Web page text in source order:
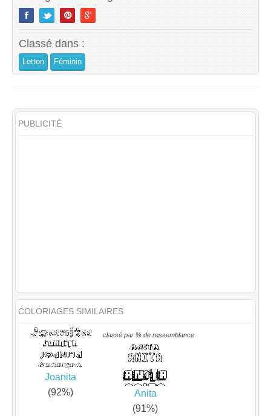
Classé dans :
Letton Féminin
PUBLICITÉ
COLORIAGES SIMILAIRES
classé par % de ressemblance
Joanita
(92%)
Anita
(91%)